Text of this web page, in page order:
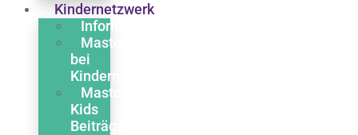
Kindernetzwerk
Informationen
Mastozytose
bei
Kindern
Masto
Kids
Beiträge